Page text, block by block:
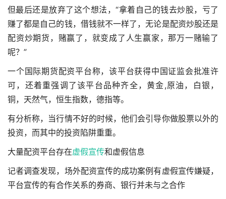
但最后还是放弃了这个想法，“拿着自己的钱去炒股，亏了
赚了都是自己的钱，借钱就不一样了，无论是配资炒股还是
配资炒期货，赌赢了，就变成了人生赢家，那万一赌输了
呢？”
一个国际期货配资平台称，该平台获得中国证监会批准许
可，还着重强调了该平台品种齐全，黄金,原油，白银，
铜，天然气，恒生指数，德指等。
有分析称，当行情不好的时候，他们会引导你做股票以外的
投资，而其中的投资陷阱重重。
大量配资平台存在虚假宣传和虚假信息
记者调查发现，场外配资宣传的成功案例有虚假宣传嫌疑，
平台宣传的有合作关系的券商、银行并未与之合作